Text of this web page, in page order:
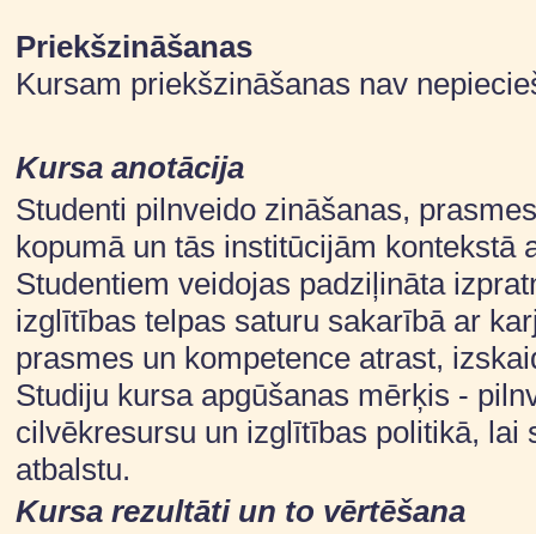
Priekšzināšanas
Kursam priekšzināšanas nav
Kursa anotācija
Studenti pilnveido zināšanas,
kopumā un tās institūcijām
Studentiem veidojas padziļināta
izglītības telpas saturu sakarībā ar
prasmes un kompetence atrast,
Studiju kursa apgūšanas mērķis -
cilvēkresursu un izglītības politikā,
atbalstu.
Kursa rezultāti un to vērtēšana